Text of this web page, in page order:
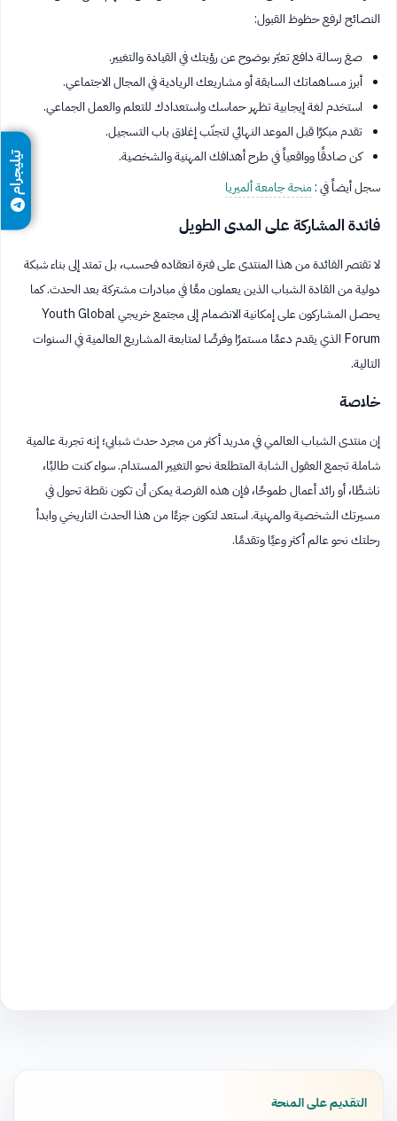
النصائح لرفع حظوظ القبول:
صغ رسالة دافع تعبّر بوضوح عن رؤيتك في القيادة والتغيير.
أبرز مساهماتك السابقة أو مشاريعك الريادية في المجال الاجتماعي.
استخدم لغة إيجابية تظهر حماسك واستعدادك للتعلم والعمل الجماعي.
تقدم مبكرًا قبل الموعد النهائي لتجنّب إغلاق باب التسجيل.
كن صادقًا وواقعياً في طرح أهدافك المهنية والشخصية.
سجل أيضاً في :منحة جامعة ألميريا
فائدة المشاركة على المدى الطويل
لا تقتصر الفائدة من هذا المنتدى على فترة انعقاده فحسب، بل تمتد إلى بناء شبكة
دولية من القادة الشباب الذين يعملون معًا في مبادرات مشتركة بعد الحدث. كما
يحصل المشاركون على إمكانية الانضمام إلى مجتمع خريجي Youth Global
Forum الذي يقدم دعمًا مستمرًا وفرصًا لمتابعة المشاريع العالمية في السنوات
التالية.
خلاصة
إن منتدى الشباب العالمي في مدريد أكثر من مجرد حدث شبابي؛ إنه تجربة عالمية
شاملة تجمع العقول الشابة المتطلعة نحو التغيير المستدام. سواء كنت طالبًا،
ناشطًا، أو رائد أعمال طموحًا، فإن هذه الفرصة يمكن أن تكون نقطة تحول في
مسيرتك الشخصية والمهنية. استعد لتكون جزءًا من هذا الحدث التاريخي وابدأ
رحلتك نحو عالم أكثر وعيًا وتقدمًا.
التقديم على المنحة
تيليجرام